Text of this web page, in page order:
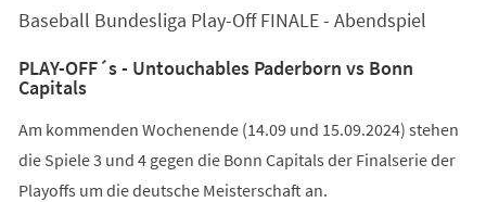
Baseball Bundesliga Play-Off FINALE - Abendspiel
PLAY-OFF´s - Untouchables Paderborn vs Bonn
Capitals
Am kommenden Wochenende (14.09 und 15.09.2024) stehen
die Spiele 3 und 4 gegen die Bonn Capitals der Finalserie der
Playoffs um die deutsche Meisterschaft an.